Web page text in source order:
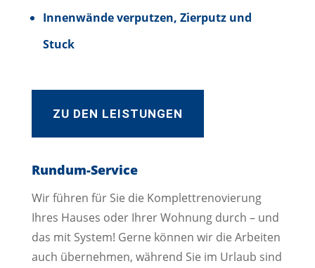
Innenwände verputzen, Zierputz und
Stuck
ZU DEN LEISTUNGEN
Rundum-Service
Wir führen für Sie die Komplettrenovierung
Ihres Hauses oder Ihrer Wohnung durch – und
das mit System! Gerne können wir die Arbeiten
auch übernehmen, während Sie im Urlaub sind